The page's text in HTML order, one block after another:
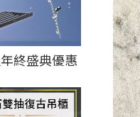
終盛典優惠